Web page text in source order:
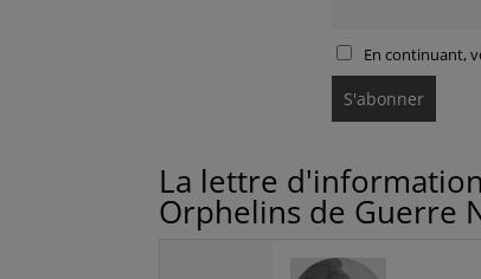
En continuant,
La lettre
Orphelins de Guerre